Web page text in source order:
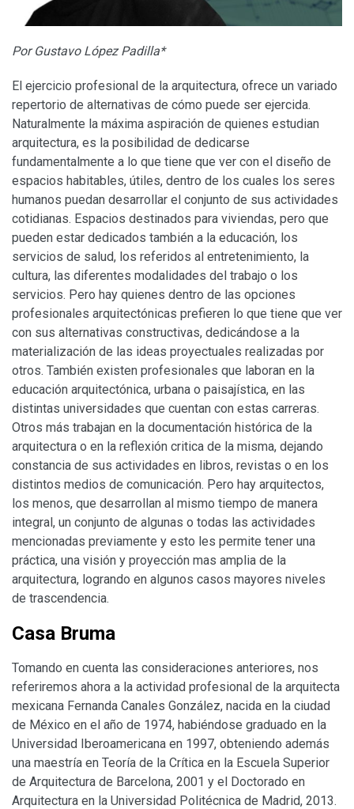
Por Gustavo López Padilla*
El ejercicio profesional de la arquitectura, ofrece un variado
repertorio de alternativas de cómo puede ser ejercida.
Naturalmente la máxima aspiración de quienes estudian
arquitectura, es la posibilidad de dedicarse
fundamentalmente a lo que tiene que ver con el diseño de
espacios habitables, útiles, dentro de los cuales los seres
humanos puedan desarrollar el conjunto de sus actividades
cotidianas. Espacios destinados para viviendas, pero que
pueden estar dedicados también a la educación, los
servicios de salud, los referidos al entretenimiento, la
cultura, las diferentes modalidades del trabajo o los
servicios. Pero hay quienes dentro de las opciones
profesionales arquitectónicas prefieren lo que tiene que ver
con sus alternativas constructivas, dedicándose a la
materialización de las ideas proyectuales realizadas por
otros. También existen profesionales que laboran en la
educación arquitectónica, urbana o paisajística, en las
distintas universidades que cuentan con estas carreras.
Otros más trabajan en la documentación histórica de la
arquitectura o en la reflexión critica de la misma, dejando
constancia de sus actividades en libros, revistas o en los
distintos medios de comunicación. Pero hay arquitectos,
los menos, que desarrollan al mismo tiempo de manera
integral, un conjunto de algunas o todas las actividades
mencionadas previamente y esto les permite tener una
práctica, una visión y proyección mas amplia de la
arquitectura, logrando en algunos casos mayores niveles
de trascendencia.
Casa Bruma
Tomando en cuenta las consideraciones anteriores, nos
referiremos ahora a la actividad profesional de la arquitecta
mexicana Fernanda Canales González, nacida en la ciudad
de México en el año de 1974, habiéndose graduado en la
Universidad Iberoamericana en 1997, obteniendo además
una maestría en Teoría de la Crítica en la Escuela Superior
de Arquitectura de Barcelona, 2001 y el Doctorado en
Arquitectura en la Universidad Politécnica de Madrid, 2013.